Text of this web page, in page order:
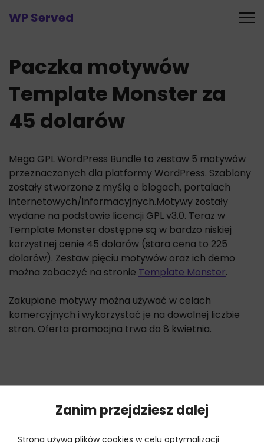
Zanim przejdziesz dalej
Strona używa plików cookies w celu optymalizacji
WP Served
Paczka motywów
Template Monster za
45 dolarów
Mega GPL WordPress Bundle to zestaw 5 motywów
przeznaczonych dla platformy WordPress. Szablony
zostały stworzone z myślą o blogach, portalach
internetowych/informacyjnych.Motywy zostały
wydane na podstawie licencji GPL v3.0. Teraz w
Template Monster dostępne są w bardzo niskiej
korzystnej cenie 45 dolarów (stara cena to 225
dolarów). Zestaw pięciu motywów oraz ich demo
można zobaczyć na stronie Template Monster.
Zakupione motywy można używać w celach
komercyjnych i wykorzystać je na dowolnej liczbie
stron. Oferta promocjna trwa do 8 kwietnia.